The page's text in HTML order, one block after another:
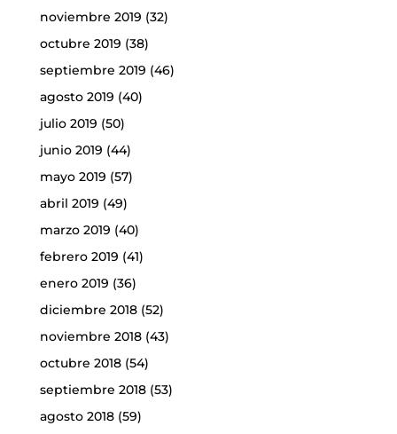
noviembre 2019 (32)
octubre 2019 (38)
septiembre 2019 (46)
agosto 2019 (40)
julio 2019 (50)
junio 2019 (44)
mayo 2019 (57)
abril 2019 (49)
marzo 2019 (40)
febrero 2019 (41)
enero 2019 (36)
diciembre 2018(52)
noviembre 2018(43)
octubre 2018(54)
septiembre 2018(53)
agosto 2018(59)